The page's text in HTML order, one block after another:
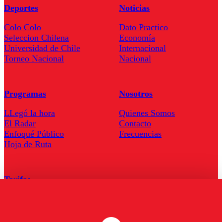
Deportes
Colo Colo
Seleccion Chilena
Universidad de Chile
Torneo Nacional
Noticias
Dato Practico
Economía
Internacional
Nacional
Programas
LLegó la hora
El Radar
Enfoqué Público
Hoja de Ruta
Nosotros
Quienes Somos
Contacto
Frecuencias
Tarifas